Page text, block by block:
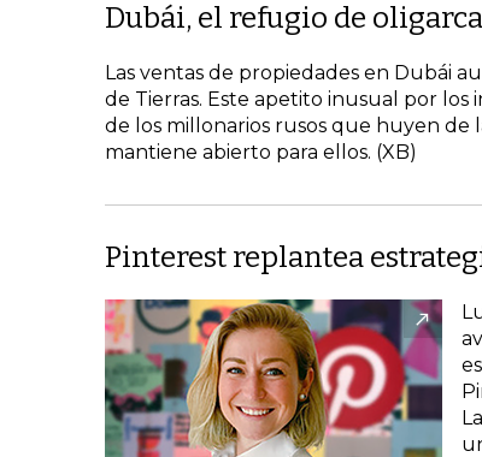
Dubái, el refugio de
Las ventas de propiedades en Dubái
de Tierras. Este apetito inusual por
de los millonarios rusos que huyen de
mantiene abierto para ellos. (XB)
Pinterest replantea